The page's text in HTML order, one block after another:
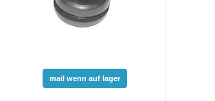
mail wenn auf lager